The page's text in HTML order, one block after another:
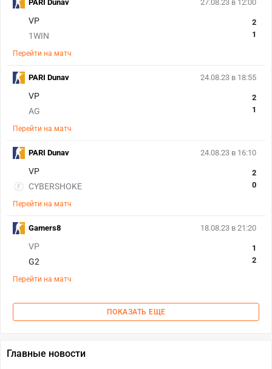
27.08.23 в 12:00
VP
1WIN
2
1
Перейти на матч
PARI Dunav
24.08.23 в 18:55
VP
AG
2
1
Перейти на матч
PARI Dunav
24.08.23 в 16:10
VP
CYBERSHOKE
2
0
Перейти на матч
PARI Dunav
18.08.23 в 21:20
VP
G2
1
2
Перейти на матч
Gamers8
ПОКАЗАТЬ ЕЩЕ
Главные новости